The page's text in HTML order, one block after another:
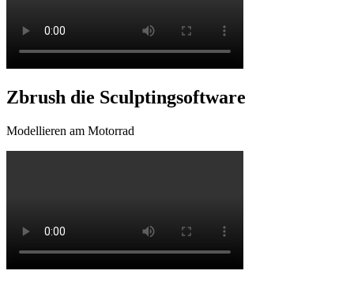
Zbrush die Sculptingsoftware
Modellieren am Motorrad